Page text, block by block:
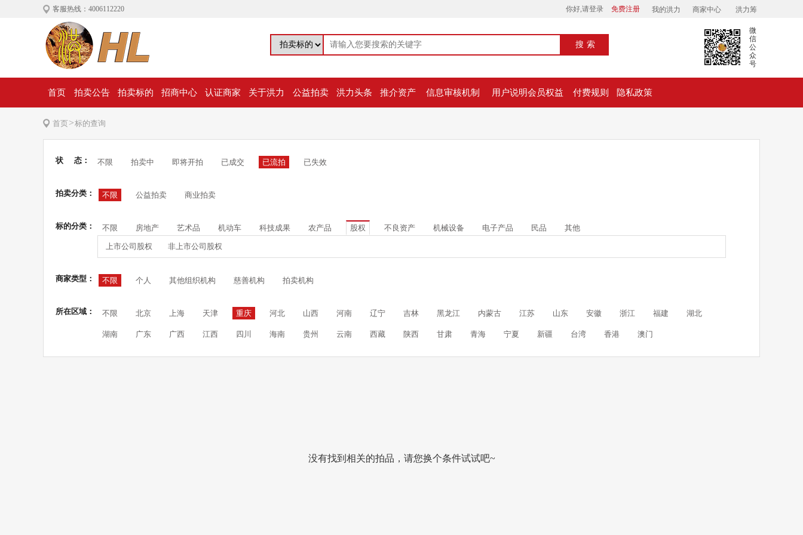
客服热线：4006112220 你好,请登录 免费注册 我的洪力 商家中心 洪力筹
搜索
微
信
公
众
号
首页 拍卖公告 拍卖标的 招商中心 认证商家 关于洪力 公益拍卖 洪力头条 推介资产 信息审核机制 用户说明会员权益 付费规则 隐私政策
首页>标的查询
状 态： 不限 拍卖中 即将开拍 已成交 已流拍 已失效
拍卖分类： 不限 公益拍卖 商业拍卖
标的分类： 不限 房地产 艺术品 机动车 科技成果 农产品 股权 不良资产 机械设备 电子产品 民品 其他
上市公司股权 非上市公司股权
商家类型： 不限 个人 其他组织机构 慈善机构 拍卖机构
所在区域： 不限 北京 上海 天津 重庆 河北 山西 河南 辽宁 吉林 黑龙江 内蒙古 江苏 山东 安徽 浙江 福建 湖北
湖南 广东 广西 江西 四川 海南 贵州 云南 西藏 陕西 甘肃 青海 宁夏 新疆 台湾 香港 澳门
没有找到相关的拍品，请您换个条件试试吧~